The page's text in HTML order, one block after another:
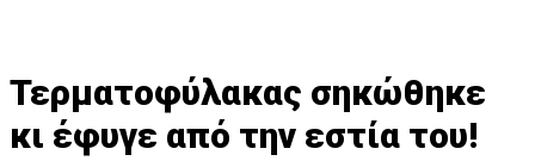
Τερματοφύλακας σηκώθηκε
κι έφυγε από την εστία του!